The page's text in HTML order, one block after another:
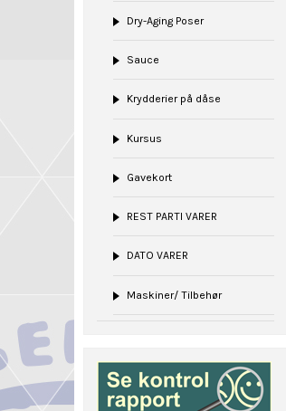
Dry-Aging Poser
Sauce
Krydderier på dåse
Kursus
Gavekort
REST PARTI VARER
DATO VARER
Maskiner/ Tilbehør